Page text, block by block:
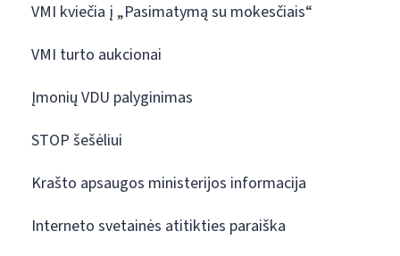
VMI kviečia į „Pasimatymą su mokesčiais“
VMI turto aukcionai
Įmonių VDU palyginimas
STOP šešėliui
Krašto apsaugos ministerijos informacija
Interneto svetainės atitikties paraiška